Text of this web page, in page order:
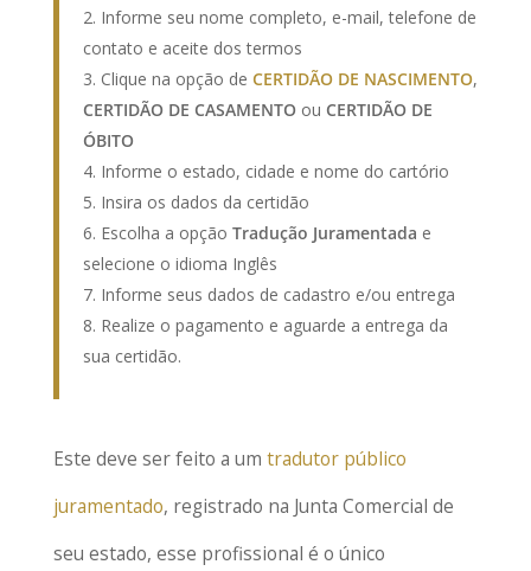
Informe seu nome completo, e-mail, telefone de
contato e aceite dos termos
Clique na opção de CERTIDÃO DE NASCIMENTO,
CERTIDÃO DE CASAMENTO ou CERTIDÃO DE
ÓBITO
Informe o estado, cidade e nome do cartório
Insira os dados da certidão
Escolha a opção Tradução Juramentada e
selecione o idioma Inglês
Informe seus dados de cadastro e/ou entrega
Realize o pagamento e aguarde a entrega da
sua certidão.
Este deve ser feito a um tradutor público
juramentado, registrado na Junta Comercial de
seu estado, esse profissional é o único